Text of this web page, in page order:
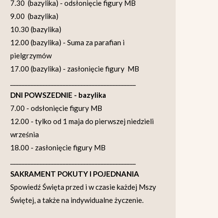
7.30 (bazylika) - odsłonięcie figury MB
9.00 (bazylika)
10.30 (bazylika)
12.00 (bazylika) - Suma za parafian i
pielgrzymów
17.00 (bazylika) - zasłonięcie figury MB
DNI POWSZEDNIE - bazylika
7.00 - odsłonięcie figury MB
12.00 - tylko od 1 maja do pierwszej niedzieli
września
18.00 - zasłonięcie figury MB
SAKRAMENT POKUTY I POJEDNANIA
Spowiedź Święta przed i w czasie każdej Mszy
Świętej, a także na indywidualne życzenie.